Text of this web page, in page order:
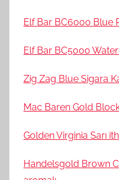
Elf Bar BC6000 Blue
Elf Bar BC5000
Zig Zag Blue Sigara
Mac Baren Gold
Golden Virginia Sarı
Handelsgold Brown